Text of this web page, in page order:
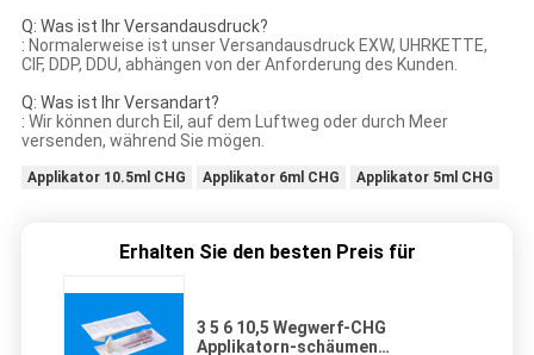
Q: Was ist Ihr Versandausdruck?
: Normalerweise ist unser Versandausdruck EXW, UHRKETTE,
CIF, DDP, DDU, abhängen von der Anforderung des Kunden.
Q: Was ist Ihr Versandart?
: Wir können durch Eil, auf dem Luftweg oder durch Meer
versenden, während Sie mögen.
Applikator 10.5ml CHG Applikator 6ml CHG Applikator 5ml CHG
Erhalten Sie den besten Preis für
3 5 6 10,5 Wegwerf-CHG
Applikatorn-schäumen